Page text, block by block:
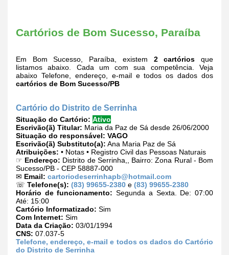
Cartórios de Bom Sucesso, Paraíba
Em Bom Sucesso, Paraíba, existem 2 cartórios que
listamos abaixo. Cada um com sua competência. Veja
abaixo Telefone, endereço, e-mail e todos os dados dos
cartórios de Bom Sucesso/PB
Cartório do Distrito de Serrinha
Situação do Cartório: Ativo
Escrivão(ã) Titular: Maria da Paz de Sá desde 26/06/2000
Situação do responsável: VAGO
Escrivão(ã) Substituto(a): Ana Maria Paz de Sá
Atribuições: • Notas • Registro Civil das Pessoas Naturais
☞ Endereço: Distrito de Serrinha,, Bairro: Zona Rural - Bom
Sucesso/PB - CEP 58887-000
✉ Email: cartoriodeserrinhapb@hotmail.com
☏ Telefone(s): (83) 99655-2380 e (83) 99655-2380
Horário de funcionamento: Segunda a Sexta. De: 07:00
Até: 15:00
Cartório Informatizado: Sim
Com Internet: Sim
Data da Criação: 03/01/1994
CNS: 07.037-5
Telefone, endereço, e-mail e todos os dados do Cartório
do Distrito de Serrinha